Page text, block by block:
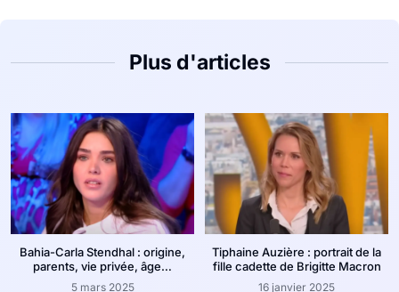
Plus d'articles
Bahia-Carla Stendhal : origine,
parents, vie privée, âge…
5 mars 2025
Tiphaine Auzière : portrait de la
fille cadette de Brigitte Macron
16 janvier 2025